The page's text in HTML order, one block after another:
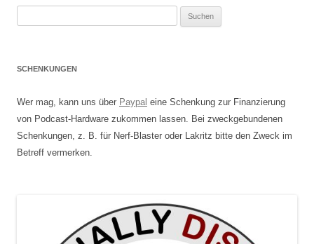
SCHENKUNGEN
Wer mag, kann uns über Paypal eine Schenkung zur Finanzierung
von Podcast-Hardware zukommen lassen. Bei zweckgebundenen
Schenkungen, z. B. für Nerf-Blaster oder Lakritz bitte den Zweck im
Betreff vermerken.